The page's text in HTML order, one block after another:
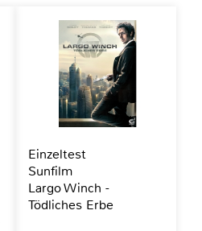
Einzeltest
Sunfilm
Largo Winch -
Tödliches Erbe